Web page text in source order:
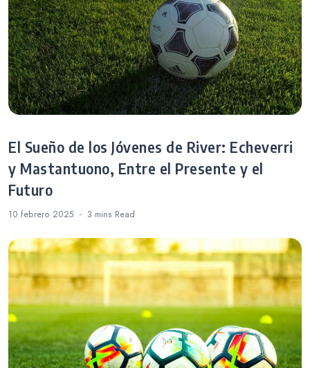
El Sueño de los Jóvenes de River: Echeverri
y Mastantuono, Entre el Presente y el
Futuro
10 febrero 2025 3 mins Read